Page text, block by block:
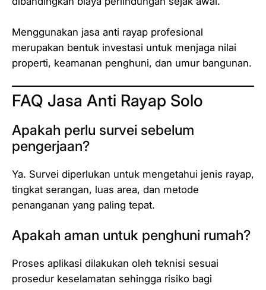
Menggunakan jasa anti rayap profesional
merupakan bentuk investasi untuk menjaga nilai
properti, keamanan penghuni, dan umur bangunan.
FAQ Jasa Anti Rayap Solo
Apakah perlu survei sebelum
pengerjaan?
Ya. Survei diperlukan untuk mengetahui jenis rayap,
tingkat serangan, luas area, dan metode
penanganan yang paling tepat.
Apakah aman untuk penghuni rumah?
Proses aplikasi dilakukan oleh teknisi sesuai
prosedur keselamatan sehingga risiko bagi